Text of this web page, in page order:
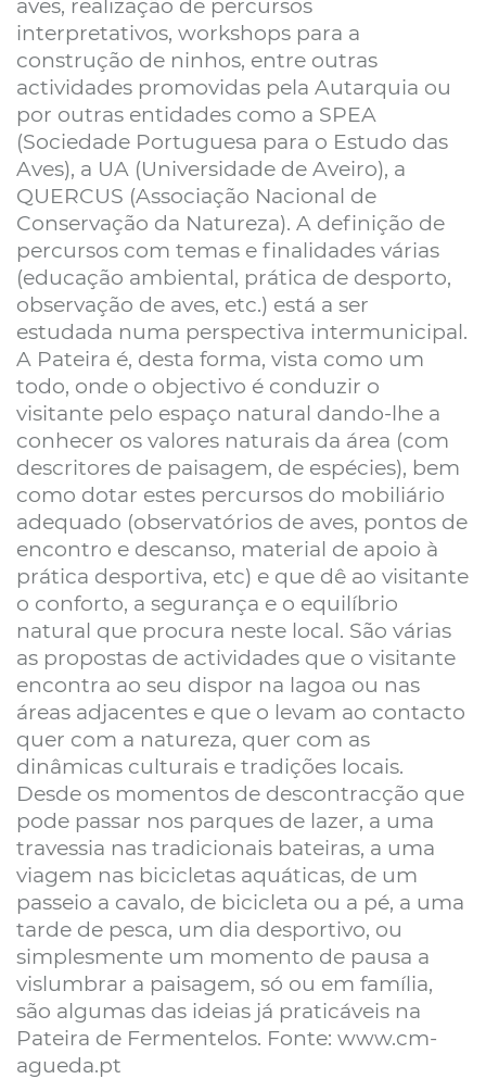
aves, realização de percursos
interpretativos, workshops para a
construção de ninhos, entre outras
actividades promovidas pela Autarquia ou
por outras entidades como a SPEA
(Sociedade Portuguesa para o Estudo das
Aves), a UA (Universidade de Aveiro), a
QUERCUS (Associação Nacional de
Conservação da Natureza). A definição de
percursos com temas e finalidades várias
(educação ambiental, prática de desporto,
observação de aves, etc.) está a ser
estudada numa perspectiva intermunicipal.
A Pateira é, desta forma, vista como um
todo, onde o objectivo é conduzir o
visitante pelo espaço natural dando-lhe a
conhecer os valores naturais da área (com
descritores de paisagem, de espécies), bem
como dotar estes percursos do mobiliário
adequado (observatórios de aves, pontos de
encontro e descanso, material de apoio à
prática desportiva, etc) e que dê ao visitante
o conforto, a segurança e o equilíbrio
natural que procura neste local. São várias
as propostas de actividades que o visitante
encontra ao seu dispor na lagoa ou nas
áreas adjacentes e que o levam ao contacto
quer com a natureza, quer com as
dinâmicas culturais e tradições locais.
Desde os momentos de descontracção que
pode passar nos parques de lazer, a uma
travessia nas tradicionais bateiras, a uma
viagem nas bicicletas aquáticas, de um
passeio a cavalo, de bicicleta ou a pé, a uma
tarde de pesca, um dia desportivo, ou
simplesmente um momento de pausa a
vislumbrar a paisagem, só ou em família,
são algumas das ideias já praticáveis na
Pateira de Fermentelos. Fonte: www.cm-
agueda.pt